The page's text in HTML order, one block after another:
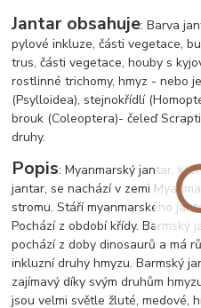
Jantar obsahuje: Barva
pylové inkluze, části vegetace,
trus, části vegetace, houby s
rostlinné trichomy, hmyz - nebo
(Psylloidea), stejnokřídlí
brouk (Coleoptera)- čeleď
druhy.
Popis: Myanmarský jantar,
jantar, se nachází v zemi
stromu. Stáří myanmarského
Pochází z období křídy. Barmský
pochází z doby dinosaurů a má
inkluzní druhy hmyzu. Barmský
zajímavý díky svým druhům
jsou velmi světle žluté, medové,